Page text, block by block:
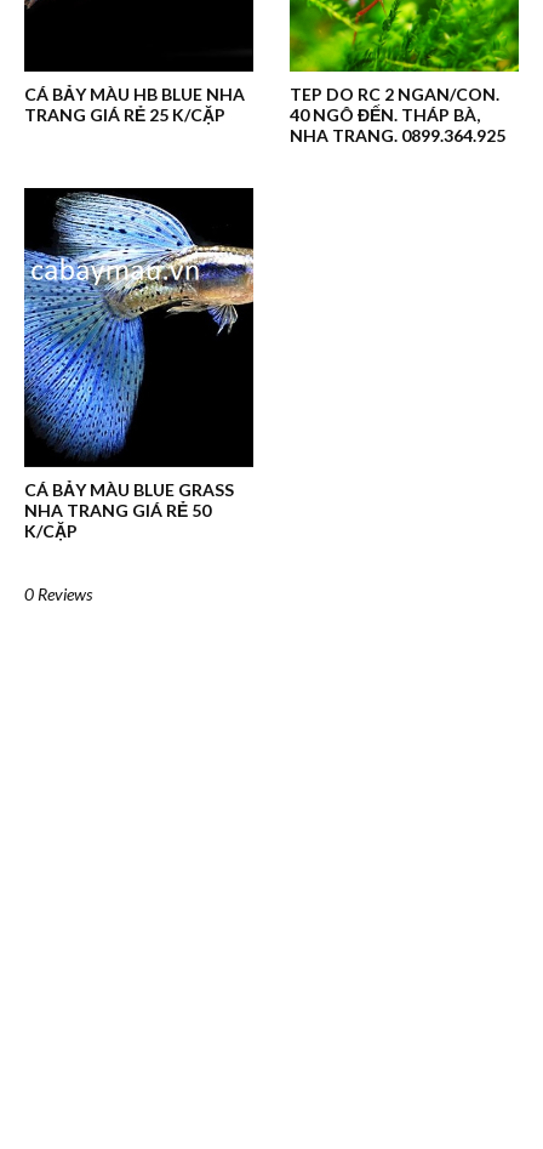
CÁ BẢY MÀU HB BLUE NHA
TRANG GIÁ RẺ 25 K/CẶP
TEP DO RC 2 NGAN/CON.
40 NGÔ ĐẾN. THÁP BÀ,
NHA TRANG. 0899.364.925
CÁ BẢY MÀU BLUE GRASS
NHA TRANG GIÁ RẺ 50
K/CẶP
0 Reviews